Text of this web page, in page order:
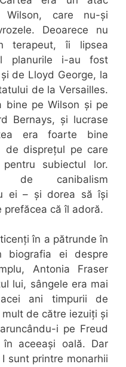
care nu-și
Deoarece nu
terapeut, îi lipsea
planurile i-au fost
de Lloyd George, la
de la Versailles.
bine pe Wilson și pe
Bernays, și lucrase
era foarte bine
de disprețul pe care
subiectul lor.
de canibalism
ei – și dorea să își
prefăcea că îl adoră.
în a pătrunde în
biografia ei despre
Antonia Fraser
lui, sângele era mai
ani timpurii de
de către iezuiți și
i pe Freud
aceeași oală. Dar
sunt printre monarhii